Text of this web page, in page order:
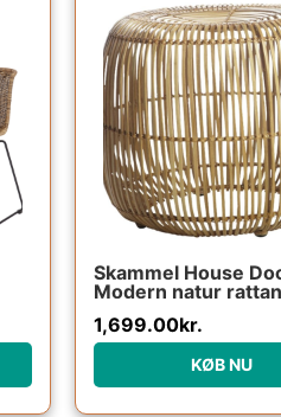
Skammel House
Modern natur
cm
1,699.00kr.
KØB NU